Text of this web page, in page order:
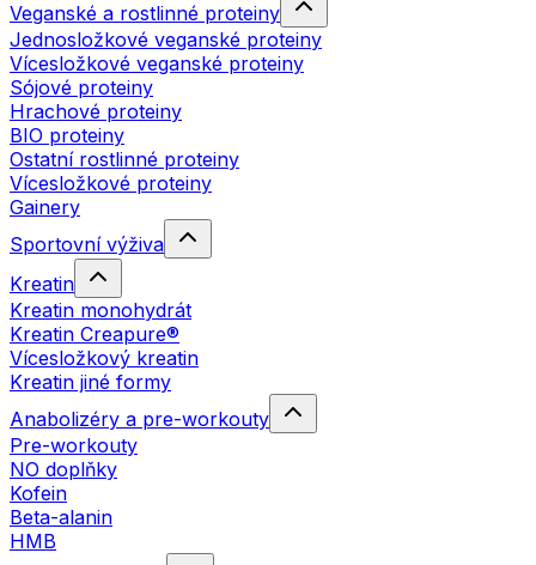
Veganské a rostlinné proteiny
Jednosložkové veganské proteiny
Vícesložkové veganské proteiny
Sójové proteiny
Hrachové proteiny
BIO proteiny
Ostatní rostlinné proteiny
Vícesložkové proteiny
Gainery
Sportovní výživa
Kreatin
Kreatin monohydrát
Kreatin Creapure®
Vícesložkový kreatin
Kreatin jiné formy
Anabolizéry a pre-workouty
Pre-workouty
NO doplňky
Kofein
Beta-alanin
HMB